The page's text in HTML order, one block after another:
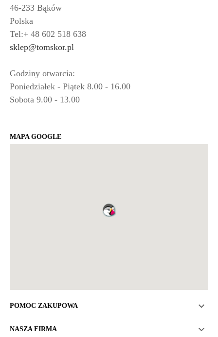
46-233 Bąków
Polska
Tel:+ 48 602 518 638
sklep@tomskor.pl
Godziny otwarcia:
Poniedziałek - Piątek 8.00 - 16.00
Sobota 9.00 - 13.00
MAPA GOOGLE
POMOC ZAKUPOWA 
NASZA FIRMA 